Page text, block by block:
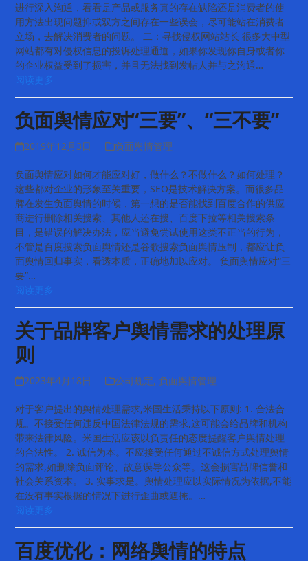
进行深入沟通，看看是产品或服务真的存在缺陷还是消费者的使
用方法出现问题抑或双方之间存在一些误会，尽可能站在消费者
立场，去解决消费者的问题。 二：寻找侵权网站站长 很多大中型
网站都有对侵权信息的投诉处理通道，如果你发现你自身或者你
的企业权益受到了损害，并且无法找到发帖人并与之沟通…
阅读更多
负面舆情应对“三要”、“三不要”
2019年12月3日 负面舆情管理
负面舆情应对如何才能应对好，做什么？不做什么？如何处理？
这些都对企业的形象至关重要，SEO是技术解决方案。而很多品
牌在发生负面舆情的时候，第一想的是否能找到百度合作的供应
商进行删除相关搜索、其他人还在搜、百度下拉等相关搜索条
目，是错误的解决办法，应当避免尝试使用这类不正当的行为，
不管是百度搜索负面舆情还是谷歌搜索负面舆情压制，都应让负
面舆情回归事实，看透本质，正确地加以应对。 负面舆情应对“三
要”…
阅读更多
关于品牌客户舆情需求的处理原
则
2023年4月18日 公司规定, 负面舆情管理
对于客户提出的舆情处理需求,米国生活秉持以下原则: 1. 合法合
规。不接受任何违反中国法律法规的需求,这可能会给品牌和机构
带来法律风险。米国生活应该以负责任的态度提醒客户舆情处理
的合法性。 2. 诚信为本。不应接受任何通过不诚信方式处理舆情
的需求,如删除负面评论、故意误导公众等。这会损害品牌信誉和
社会关系资本。 3. 实事求是。舆情处理应以实际情况为依据,不能
在没有事实根据的情况下进行歪曲或遮掩。…
阅读更多
百度优化：网络舆情的特点